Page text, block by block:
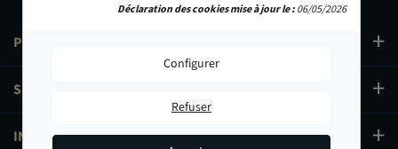
PRODUITS
SERVICES
INFORMATIONS
Configurer
Refuser
Déclaration des cookies mise à jour le :06/05/2026